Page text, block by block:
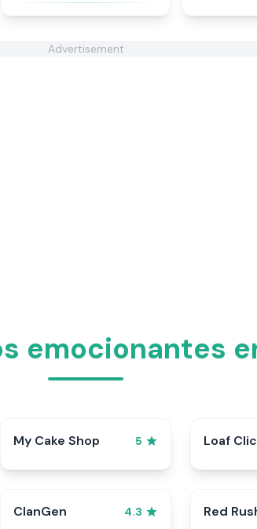
Advertisement
emocionantes
My Cake Shop 5 Loaf
ClanGen 4.3 Red